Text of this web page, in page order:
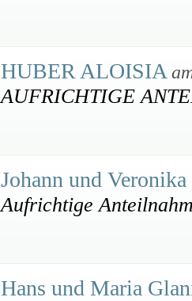
HUBER ALOISIA
AUFRICHTIGE
Johann und
Aufrichtige
Hans und Maria